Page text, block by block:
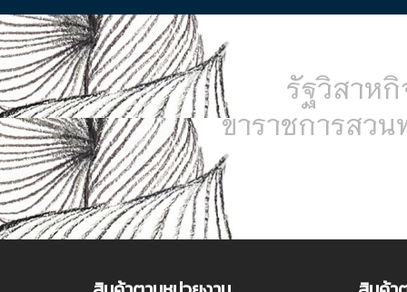
รัฐวิสาหกิ
การไฟฟ้าฝ่ายผลิต /
การไฟฟ้านครหลวง /
นครหลวง /การประปาภูมิภาค /ไป
ข้าราชการส่ว
ข้าราชการส่วนท้
กำนัน /ผู้ใหญ่บ้าน/สารวัตรกำนัน/อบจ/อ